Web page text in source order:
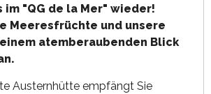
im "QG de la Mer" wieder!
Meeresfrüchte und unsere
atemberaubenden Blick
Austernhütte empfängt Sie